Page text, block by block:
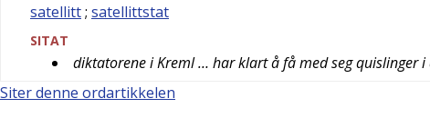
satellitt; satellittstat
SITAT
diktatorene i Kreml … har klart å få med seg quislinger
Siter denne ordartikkelen